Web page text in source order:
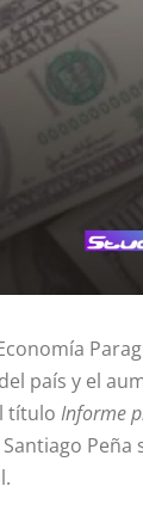
país y el
título Informe
Peña